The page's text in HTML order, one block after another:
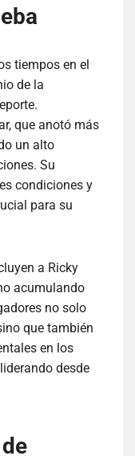
tiempos en el
de la
que anotó más
un alto
Su
condiciones y
para su
a Ricky
acumulando
no solo
que también
en los
desde